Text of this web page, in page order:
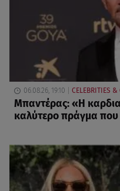
06.08.26, 19:10 CELEBRITIES
Μπαντέρας: «Η
καλύτερο πράγμα